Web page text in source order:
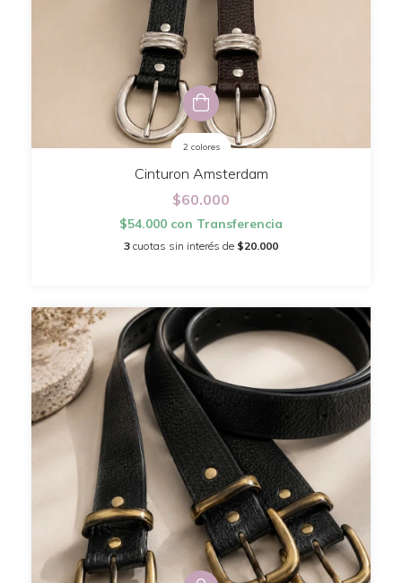
2 colores
Cinturon Amsterdam
$60.000
$54.000 con Transferencia
3 cuotas sin interés de $20.000